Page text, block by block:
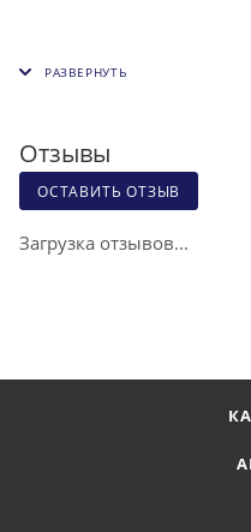
Отзывы
ОСТАВИТЬ ОТЗЫВ
Загрузка отзывов...